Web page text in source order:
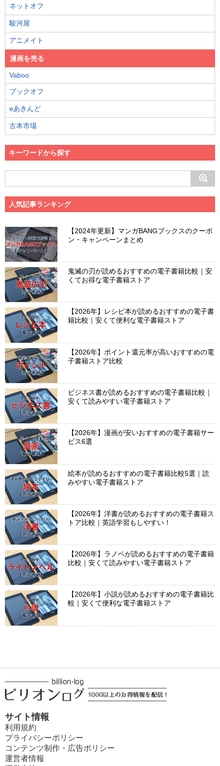
ネットオフ
駿河屋
アニメイト
漫画を売る
Vaboo
ブックオフ
eあきんど
古本市場
キーワードから探す
人気記事ランキング
【2024年更新】マンガBANGブックスのクーポ
ン・キャンペーンまとめ
鬼滅の刃が読めるおすすめの電子書籍比較｜安
くてお得な電子書籍ストア
【2026年】レシピ本が読めるおすすめの電子書
籍比較｜安くて便利な電子書籍ストア
【2026年】ポイント還元率が高いおすすめの電
子書籍ストア比較
ビジネス書が読めるおすすめの電子書籍比較｜
安くて読みやすい電子書籍ストア
【2026年】漫画が安いおすすめの電子書籍サー
ビス6選
絵本が読めるおすすめの電子書籍比較5選｜読
みやすい電子書籍ストア
【2026年】洋書が読めるおすすめの電子書籍ス
トア比較｜英語学習もしやすい！
【2026年】ラノベが読めるおすすめの電子書籍
比較｜安くて読みやすい電子書籍ストア
【2026年】小説が読めるおすすめの電子書籍比
較｜安くて便利な電子書籍ストア
サイト情報
利用規約
プライバシーポリシー
コンテンツ制作・広告ポリシー
運営者情報